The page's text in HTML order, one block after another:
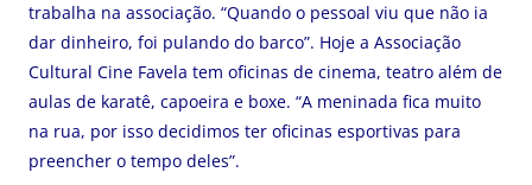
trabalha na associação. “Quando o pessoal viu que não ia
dar dinheiro, foi pulando do barco”. Hoje a Associação
Cultural Cine Favela tem oficinas de cinema, teatro além de
aulas de karatê, capoeira e boxe. “A meninada fica muito
na rua, por isso decidimos ter oficinas esportivas para
preencher o tempo deles”.